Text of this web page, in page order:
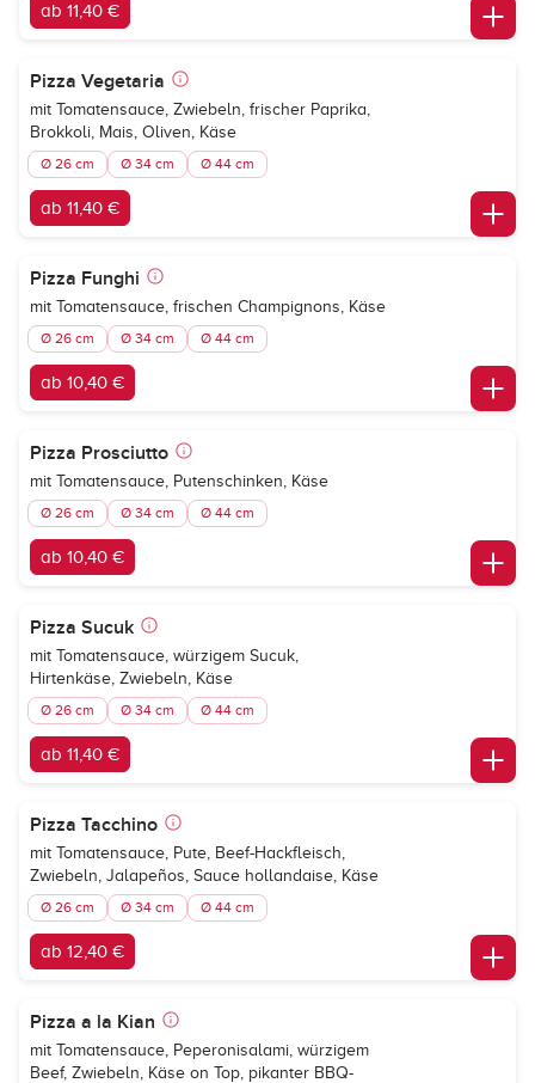
ab 11,40 €
Pizza Vegetaria
mit Tomatensauce, Zwiebeln, frischer Paprika,
Brokkoli, Mais, Oliven, Käse
Ø 26 cm Ø 34 cm Ø 44 cm
ab 11,40 €
Pizza Funghi
mit Tomatensauce, frischen Champignons, Käse
Ø 26 cm Ø 34 cm Ø 44 cm
ab 10,40 €
Pizza Prosciutto
mit Tomatensauce, Putenschinken, Käse
Ø 26 cm Ø 34 cm Ø 44 cm
ab 10,40 €
Pizza Sucuk
mit Tomatensauce, würzigem Sucuk,
Hirtenkäse, Zwiebeln, Käse
Ø 26 cm Ø 34 cm Ø 44 cm
ab 11,40 €
Pizza Tacchino
mit Tomatensauce, Pute, Beef-Hackfleisch,
Zwiebeln, Jalapeños, Sauce hollandaise, Käse
Ø 26 cm Ø 34 cm Ø 44 cm
ab 12,40 €
Pizza a la Kian
mit Tomatensauce, Peperonisalami, würzigem
Beef, Zwiebeln, Käse on Top, pikanter BBQ-